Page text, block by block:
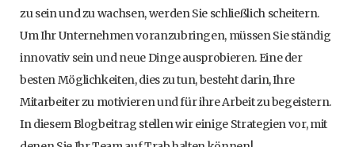
zu sein und zu wachsen, werden Sie schließlich scheitern.
Um Ihr Unternehmen voranzubringen, müssen Sie ständig
innovativ sein und neue Dinge ausprobieren. Eine der
besten Möglichkeiten, dies zu tun, besteht darin, Ihre
Mitarbeiter zu motivieren und für ihre Arbeit zu begeistern.
In diesem Blogbeitrag stellen wir einige Strategien vor, mit